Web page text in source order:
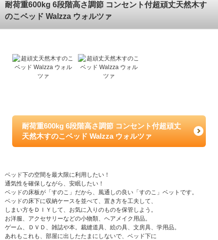
耐荷重600kg 6段階高さ調節 コンセント付超頑丈天然木す
のこベッド Walzza ウォルツァ
耐荷重600kg 6段階高さ調節 コンセント付超頑丈
天然木すのこベッド Walzza ウォルツァ
ベッド下の空間を最大限に利用したい！
通気性を確保しながら、安眠したい！
ベッドの床板が「すのこ」だから、風通しの良い「すのこ」ベットです。
ベッドの床下に収納ケースを並べて、置き方を工夫して、
しまい方をＤＩＹして、お気に入りのものを保管しよう。
お洋服、アクセサリーなどの小物類、ヘアメイク用品。
ゲーム、ＤＶＤ、雑誌や本。裁縫道具、絵の具、文房具、学用品。
あれもこれも、部屋に出したたまにしないで、ベッド下に